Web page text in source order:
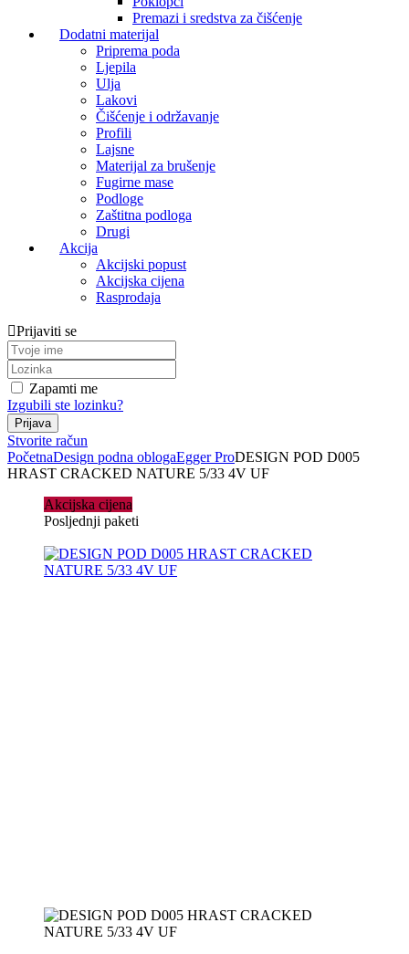
Premazi i sredstva za čišćenje
Dodatni materijal
Priprema poda
Ljepila
Ulja
Lakovi
Čišćenje i održavanje
Profili
Lajsne
Materijal za brušenje
Fugirne mase
Podloge
Zaštitna podloga
Drugi
Akcija
Akcijski popust
Akcijska cijena
Rasprodaja
Prijaviti se
Zapamti me
Izgubili ste lozinku?
Stvorite račun
PočetnaDesign podna oblogaEgger ProDESIGN POD D005
HRAST CRACKED NATURE 5/33 4V UF
Akcijska cijena
Posljednji paketi